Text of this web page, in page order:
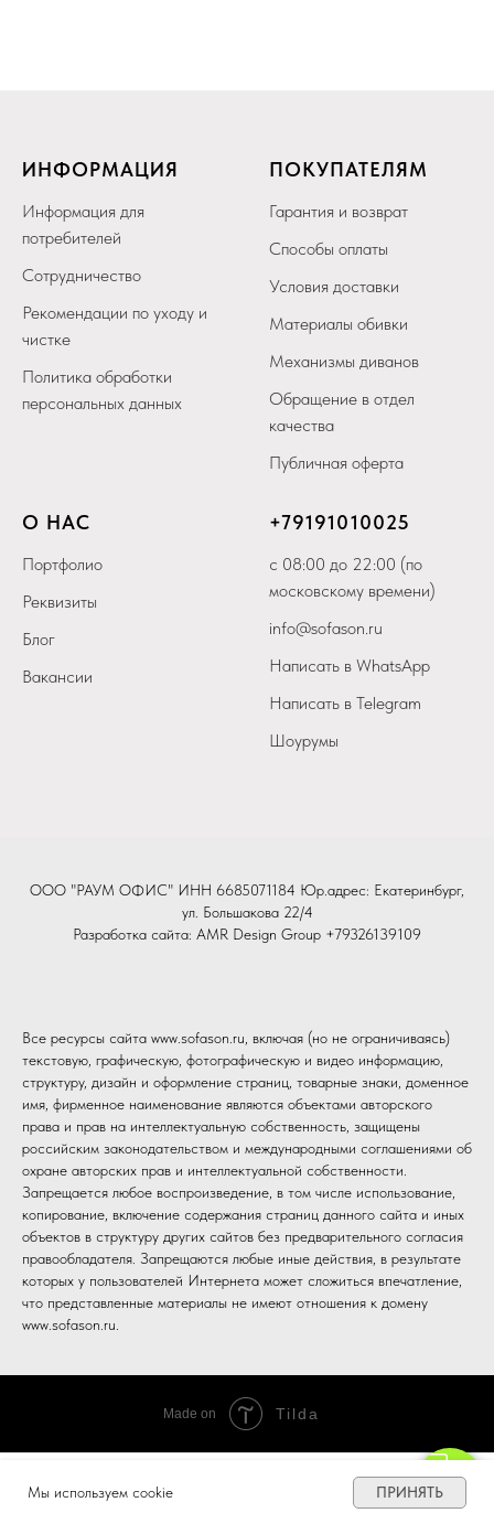
Диваны Почему мы ЛК
ИНФОРМАЦИЯ
Информация для
потребителей
Сотрудничество
Рекомендации по уходу и
чистке
Политика обработки
персональных данных
ПОКУПАТЕЛЯМ
Гарантия и возврат
Способы оплаты
Условия доставки
Материалы обивки
Механизмы диванов
Обращение в отдел
качества
Публичная оферта
О НАС
Портфолио
Реквизиты
Блог
Вакансии
+79191010025
с 08:00 до 22:00 (по
московскому времени)
info@sofason.ru
Написать в WhatsApp
Написать в Telegram
Шоурумы
ООО "РАУМ ОФИС" ИНН 6685071184 Юр.адрес: Екатеринбург,
ул. Большакова 22/4
Разработка сайта: AMR Design Group +79326139109
Все ресурсы сайта www.sofason.ru, включая (но не ограничиваясь)
текстовую, графическую, фотографическую и видео информацию,
структуру, дизайн и оформление страниц, товарные знаки, доменное
имя, фирменное наименование являются объектами авторского
права и прав на интеллектуальную собственность, защищены
российским законодательством и международными соглашениями об
охране авторских прав и интеллектуальной собственности.
Запрещается любое воспроизведение, в том числе использование,
копирование, включение содержания страниц данного сайта и иных
объектов в структуру других сайтов без предварительного согласия
правообладателя. Запрещаются любые иные действия, в результате
которых у пользователей Интернета может сложиться впечатление,
что представленные материалы не имеют отношения к домену
www.sofason.ru.
Мы используем cookie ПРИНЯТЬ
Made on Tilda